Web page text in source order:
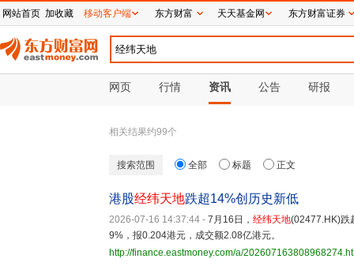
网页 行情 资讯 公告 研报
相关结果约99个
搜索范围 全部 标题 正文
港股经纬天地跌超14%创历史新低
2026-07-16 14:37:44 - 7月16日， 经纬天地(02477.HK)跌
9%，报0.204港元，成交额2.08亿港元。
http://finance.eastmoney.com/a/
网站首页 加收藏 移动客户端 东方财富 天天基金网 东方财富证券